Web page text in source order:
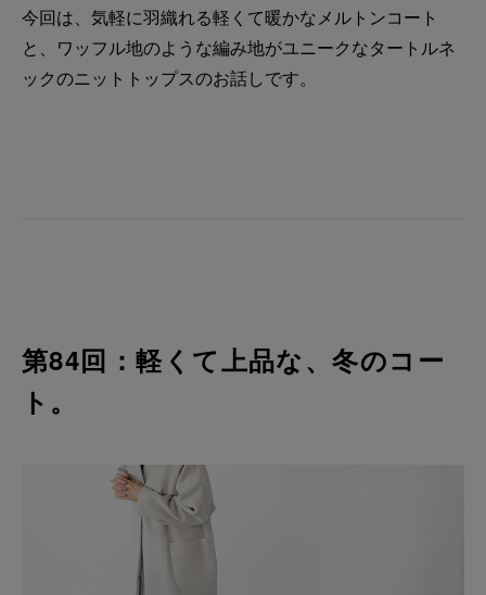
今回は、気軽に羽織れる軽くて暖かなメルトンコート
と、ワッフル地のような編み地がユニークなタートルネ
ックのニットトップスのお話しです。
第84回：軽くて上品な、冬のコー
ト。